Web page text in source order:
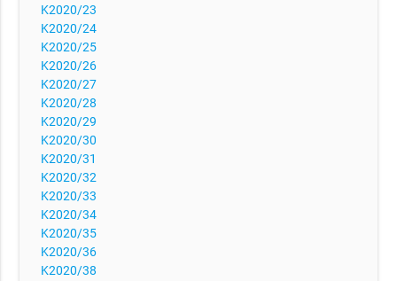
K2020/23
K2020/24
K2020/25
K2020/26
K2020/27
K2020/28
K2020/29
K2020/30
K2020/31
K2020/32
K2020/33
K2020/34
K2020/35
K2020/36
K2020/38